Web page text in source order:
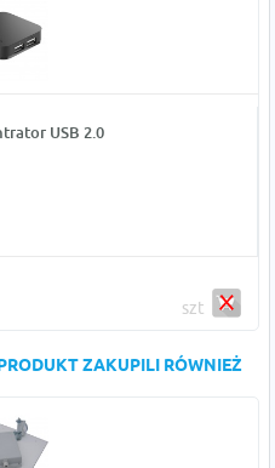
USB 2.0
szt
ZAKUPILI RÓWNIEŻ